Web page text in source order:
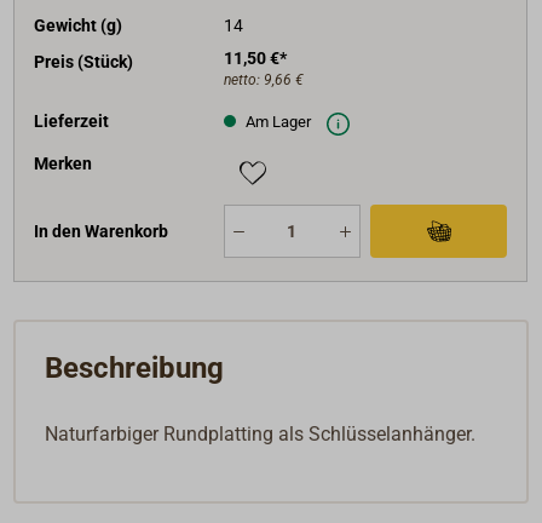
Gewicht (g)
14
Preis (Stück)
11,50 €*
netto: 9,66 €
Lieferzeit Am Lager
Merken
In den Warenkorb
Beschreibung
Naturfarbiger Rundplatting als Schlüsselanhänger.